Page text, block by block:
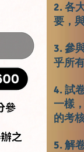
2. 各
要，
3. 參
乎所
4. 試
一樣
的考
5. 解